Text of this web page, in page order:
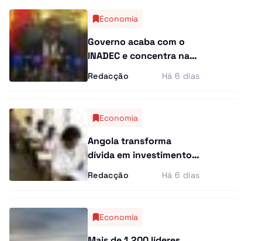
Economia
Governo acaba com o
INADEC e concentra na
fiscalização económica
Redacção Há 6 dias
Economia
Angola transforma
dívida em investimento
na educação e poupa 64
milhões de dólares
Redacção Há 6 dias
Economia